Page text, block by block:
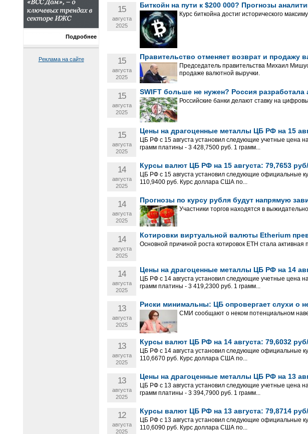
Подробнее
Реклама на сайте
15
августа
2025
Биткойн на пути к $200 000? Прогнозы
Курс биткойна достиг исторического
15
августа
2025
Правительство отменяет возврат и продажу
Председатель правительства Михаил
продаже валютной выручки.
15
августа
2025
SWIFT больше не нужен? Россия
Российские банки делают ставку на
15
августа
2025
Цены на драгоценные металлы ЦБ РФ на 15
ЦБ РФ с 15 августа установил следующие учетные цена
грамм платины - 3 428,7500 руб. 1 грамм...
14
августа
2025
Курсы валют ЦБ РФ на 15 августа: 79,7653
ЦБ РФ с 15 августа установил следующие официальные
110,9400 руб. Курс доллара США по...
14
августа
2025
Прогнозы по курсу рубля будут напрямую
Участники торгов находятся в
14
августа
2025
Котировки виртуальной валюты Etherium
Основной причиной роста котировок ЕТН стала
14
августа
2025
Цены на драгоценные металлы ЦБ РФ на 14
ЦБ РФ с 14 августа установил следующие учетные цена
грамм платины - 3 419,2300 руб. 1 грамм...
13
августа
2025
Риски минимальны: ЦБ опровергает слухи о
СМИ сообщают о неком потенциальном
13
августа
2025
Курсы валют ЦБ РФ на 14 августа: 79,6032
ЦБ РФ с 14 августа установил следующие официальные
110,6670 руб. Курс доллара США по...
13
августа
2025
Цены на драгоценные металлы ЦБ РФ на 13
ЦБ РФ с 13 августа установил следующие учетные цена
грамм платины - 3 394,7900 руб. 1 грамм...
12
августа
2025
Курсы валют ЦБ РФ на 13 августа: 79,8714
ЦБ РФ с 13 августа установил следующие официальные
110,6090 руб. Курс доллара США по...